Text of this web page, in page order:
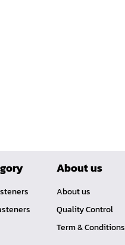
About us
About us
Quality Control
Term & Conditions